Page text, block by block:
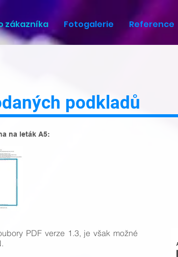
zákazníka Fotogalerie Reference
podkladů
na leták A5:
PDF verze 1.3, je však možné